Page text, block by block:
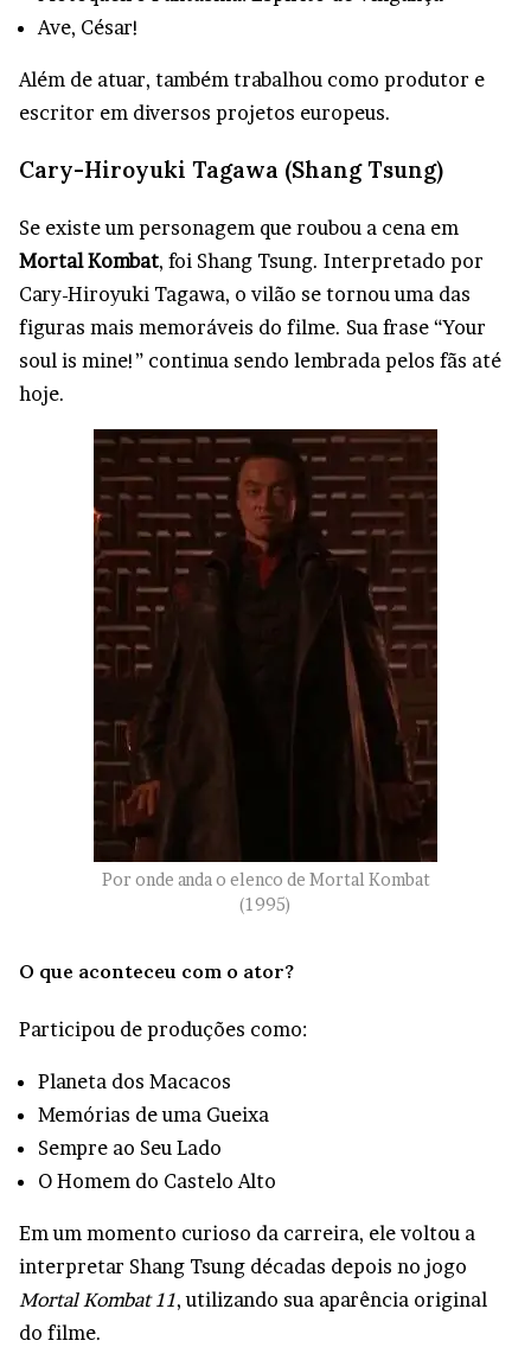
Ave, César!
Além de atuar, também trabalhou como produtor e
escritor em diversos projetos europeus.
Cary-Hiroyuki Tagawa (Shang Tsung)
Se existe um personagem que roubou a cena em
Mortal Kombat, foi Shang Tsung. Interpretado por
Cary-Hiroyuki Tagawa, o vilão se tornou uma das
figuras mais memoráveis do filme. Sua frase “Your
soul is mine!” continua sendo lembrada pelos fãs até
hoje.
Por onde anda o elenco de Mortal Kombat
(1995)
O que aconteceu com o ator?
Participou de produções como:
Planeta dos Macacos
Memórias de uma Gueixa
Sempre ao Seu Lado
O Homem do Castelo Alto
Em um momento curioso da carreira, ele voltou a
interpretar Shang Tsung décadas depois no jogo
Mortal Kombat 11, utilizando sua aparência original
do filme.